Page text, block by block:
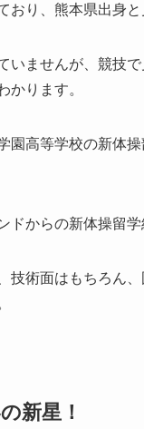
り、熊本県出身と
いませんが、競技
かります。
園高等学校の新体
ドからの新体操留
技術面はもちろん
新星！